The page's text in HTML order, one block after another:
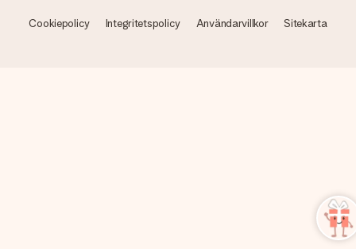
Cookiepolicy Integritetspolicy Användarvillkor Sitekarta